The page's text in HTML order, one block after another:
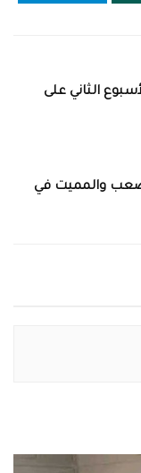
الثاني على
والمميت في